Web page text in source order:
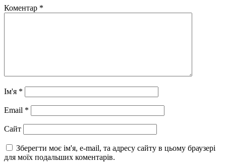
Коментар *
Ім'я *
Email *
Сайт
Зберегти моє ім'я, e-mail, та адресу сайту в цьому браузері
для моїх подальших коментарів.